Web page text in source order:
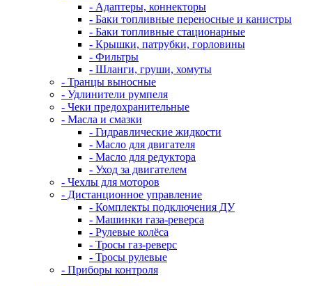
- Адаптеры, коннекторы
- Баки топливные переносные и канистры
- Баки топливные стационарные
- Крышки, патрубки, горловины
- Фильтры
- Шланги, груши, хомуты
- Транцы выносные
- Удлинители румпеля
- Чеки предохранительные
- Масла и смазки
- Гидравлические жидкости
- Масло для двигателя
- Масло для редуктора
- Уход за двигателем
- Чехлы для моторов
- Дистанционное управление
- Комплекты подключения ДУ
- Машинки газа-реверса
- Рулевые колёса
- Тросы газ-реверс
- Тросы рулевые
- Приборы контроля